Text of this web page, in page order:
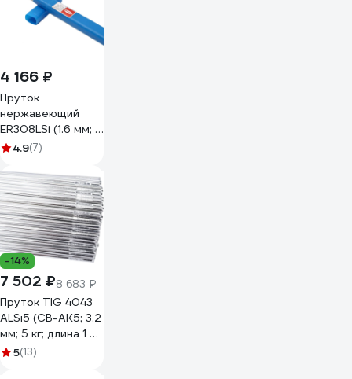
4 166 ₽
Пруток
нержавеющий
ER308LSi (1.6 мм; 5
кг) DEKA
4.9(7)
-14%
7 502 ₽8 683 ₽
Пруток TIG 4043
АLSi5 (СВ-АК5; 3.2
мм; 5 кг; длина 1 м)
Gigant GRF-93
5(13)